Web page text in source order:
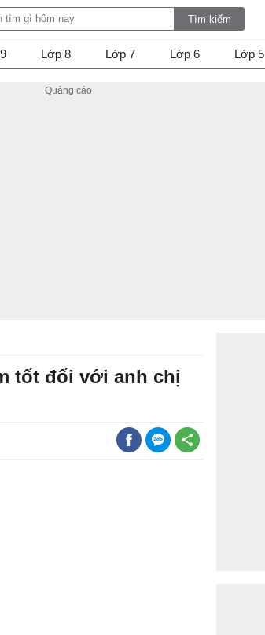
Lớp 8 Lớp 7 Lớp 6 Lớp 5
tốt đối với anh chị